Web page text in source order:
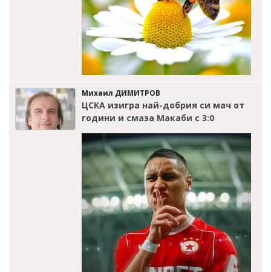
Михаил ДИМИТРОВ
ЦСКА изигра най-добрия си мач от
години и смаза Макаби с 3:0